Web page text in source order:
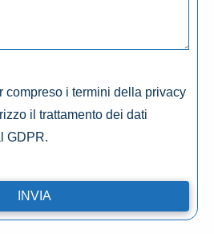
compreso i termini della privacy
il trattamento dei dati
GDPR.